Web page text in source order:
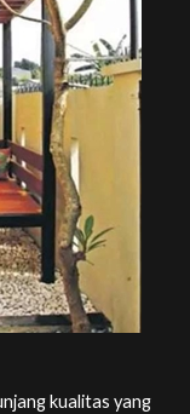
kualitas yang